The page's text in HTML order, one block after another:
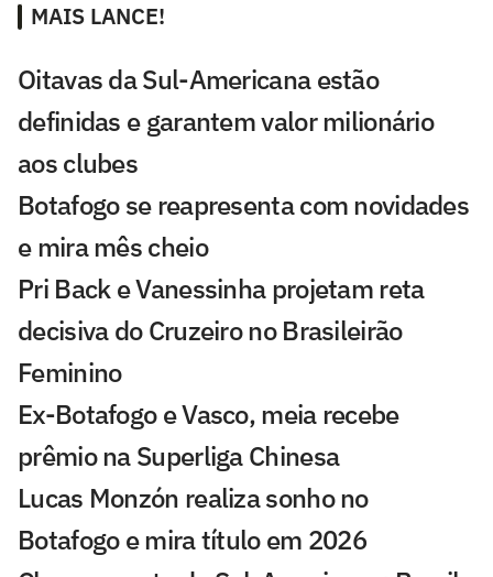
MAIS LANCE!
Oitavas da Sul-Americana estão
definidas e garantem valor milionário
aos clubes
Botafogo se reapresenta com novidades
e mira mês cheio
Pri Back e Vanessinha projetam reta
decisiva do Cruzeiro no Brasileirão
Feminino
Ex-Botafogo e Vasco, meia recebe
prêmio na Superliga Chinesa
Lucas Monzón realiza sonho no
Botafogo e mira título em 2026